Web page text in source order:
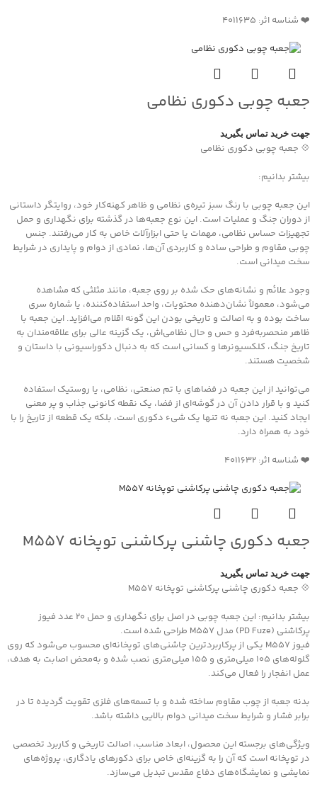
❤️ شناسه اثر: 4011635
جعبه چوبی دکوری نظامی
جهت خرید تماس بگیرید
💠 جعبه چوبی دکوری نظامی
بیشتر بدانیم:
این جعبه چوبی با رنگ سبز تیره‌ی نظامی و ظاهر کهنه‌کار خود، روایتگر داستانی
از دوران جنگ و عملیات است. این نوع جعبه‌ها در گذشته برای نگهداری و حمل
تجهیزات حساس نظامی، مهمات یا حتی ابزارآلات خاص به کار می‌رفتند. جنس
چوبی مقاوم و طراحی ساده و کاربردی آن‌ها، نمادی از دوام و پایداری در شرایط
سخت میدانی است.
وجود علائم و نشانه‌های حک شده بر روی جعبه، مانند مثلثی که مشاهده
می‌شود، معمولاً نشان‌دهنده محتویات، واحد استفاده‌کننده، یا شماره سری
ساخت بوده و به اصالت و تاریخی بودن این گونه اقلام می‌افزاید. این جعبه با
ظاهر منحصربه‌فرد و حس و حال نظامی‌اش، یک گزینه عالی برای علاقه‌مندان به
تاریخ جنگ، کلکسیونرها و کسانی است که به دنبال دکوراسیونی با داستان و
شخصیت هستند.
می‌توانید از این جعبه در فضاهای با تم صنعتی، نظامی، یا روستیک استفاده
کنید و با قرار دادن آن در گوشه‌ای از فضا، یک نقطه کانونی جذاب و پر معنی
ایجاد کنید. این جعبه نه تنها یک شیء دکوری است، بلکه یک قطعه از تاریخ را با
خود به همراه دارد.
❤️ شناسه اثر: ۴۰۱۱۶۳۲
جعبه دکوری چاشنی پرکاشنی توپخانه M557
جهت خرید تماس بگیرید
💠 جعبه دکوری چاشنی پرکاشنی توپخانه M557
بیشتر بدانیم: این جعبه چوبی در اصل برای نگهداری و حمل ۲۰ عدد فیوز
پرکاشنی (PD Fuze) مدل M557 طراحی شده است.
فیوز M557 یکی از پرکاربردترین چاشنی‌های توپخانه‌ای محسوب می‌شود که روی
گلوله‌های ۱۰۵ میلی‌متری و ۱۵۵ میلی‌متری نصب شده و به‌محض اصابت به هدف،
عمل انفجار را فعال می‌کند.
بدنه جعبه از چوب مقاوم ساخته شده و با تسمه‌های فلزی تقویت گردیده تا در
برابر فشار و شرایط سخت میدانی دوام بالایی داشته باشد.
ویژگی‌های برجسته این محصول، ابعاد مناسب، اصالت تاریخی و کاربرد تخصصی
در توپخانه است که آن را به گزینه‌ای خاص برای دکورهای یادگاری، پروژه‌های
نمایشی و نمایشگاه‌های دفاع مقدس تبدیل می‌سازد.